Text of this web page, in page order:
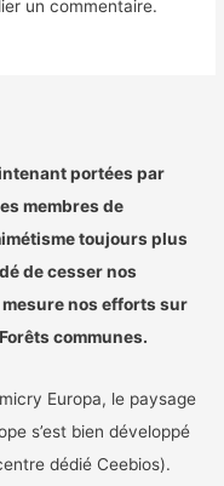
un commentaire.
portées par
membres de
toujours plus
de cesser nos
nos efforts sur
communes.
Europa, le paysage
s’est bien développé
dédié Ceebios).